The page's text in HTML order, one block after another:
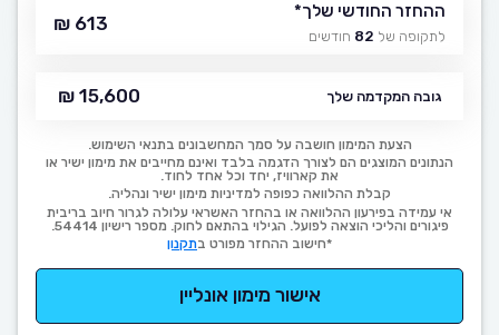
ההחזר החודשי שלך*
לתקופה של 82 חודשים
613 ₪
גובה המקדמה שלך 15,600 ₪
הצעת המימון חושבה על סמך המחשבונים בתנאי השימוש.
הנתונים המוצגים הם לצורך הדגמה בלבד ואינם מחייבים את מימון ישיר או
את קארוויז, יחד וכל אחד לחוד.
קבלת ההלוואה כפופה למדיניות מימון ישיר ונהליה.
אי עמידה בפירעון ההלוואה או בהחזר האשראי עלולה לגרור חיוב בריבית
פיגורים והליכי הוצאה לפועל. הגילוי בהתאם לחוק. מספר רישיון 54414.
*חישוב ההחזר מפורט בתקנון
אישור מימון אונליין